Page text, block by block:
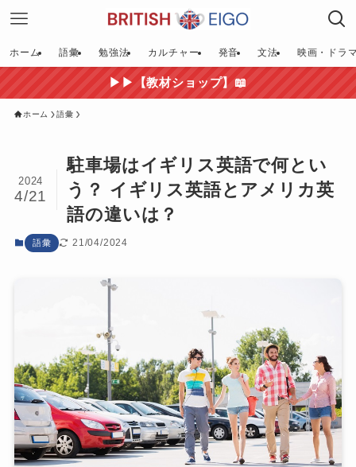
ホーム 語彙 勉強法 カルチャー 発音 文法 映画・ドラ
▶▶【教材ショップ】📖
ホーム 語彙
駐車場はイギリス英語で何とい
う？ イギリス英語とアメリカ英
語の違いは？
2024
4/21
語彙 21/04/2024